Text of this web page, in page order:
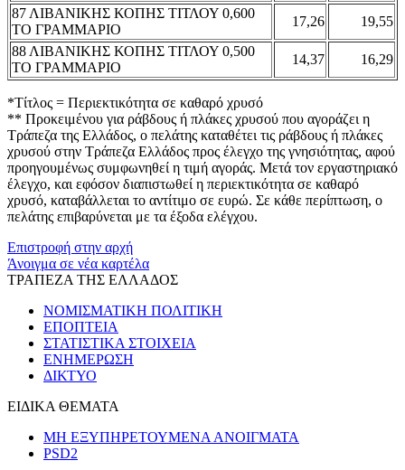
87 ΛΙΒΑΝΙΚΗΣ ΚΟΠΗΣ ΤΙΤΛΟΥ 0,600
ΤΟ ΓΡΑΜΜΑΡΙΟ
17,26
19,55
88 ΛΙΒΑΝΙΚΗΣ ΚΟΠΗΣ ΤΙΤΛΟΥ 0,500
ΤΟ ΓΡΑΜΜΑΡΙΟ
14,37 16,29
*Τίτλος = Περιεκτικότητα σε καθαρό χρυσό
** Προκειμένου για ράβδους ή πλάκες χρυσού που αγοράζει η
Τράπεζα της Ελλάδος, ο πελάτης καταθέτει τις ράβδους ή πλάκες
χρυσού στην Τράπεζα Ελλάδος προς έλεγχο της γνησιότητας, αφού
προηγουμένως συμφωνηθεί η τιμή αγοράς. Μετά τον εργαστηριακό
έλεγχο, και εφόσον διαπιστωθεί η περιεκτικότητα σε καθαρό
χρυσό, καταβάλλεται το αντίτιμο σε ευρώ. Σε κάθε περίπτωση, ο
πελάτης επιβαρύνεται με τα έξοδα ελέγχου.
Επιστροφή στην αρχή
Άνοιγμα σε νέα καρτέλα
ΤΡΑΠΕΖΑ ΤΗΣ ΕΛΛΑΔΟΣ
ΝΟΜΙΣΜΑΤΙΚΗ ΠΟΛΙΤΙΚΗ
ΕΠΟΠΤΕΙΑ
ΣΤΑΤΙΣΤΙΚΑ ΣΤΟΙΧΕΙΑ
ΕΝΗΜΕΡΩΣΗ
ΔΙΚΤΥΟ
ΕΙΔΙΚΑ ΘΕΜΑΤΑ
ΜΗ ΕΞΥΠΗΡΕΤΟΥΜΕΝΑ ΑΝΟΙΓΜΑΤΑ
PSD2